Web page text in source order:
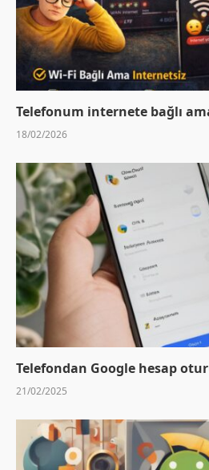
Telefonum internete bağlı
18/02/2026
Telefondan Google hesap
21/02/2025